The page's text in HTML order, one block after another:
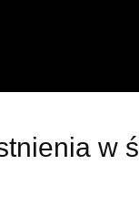
w